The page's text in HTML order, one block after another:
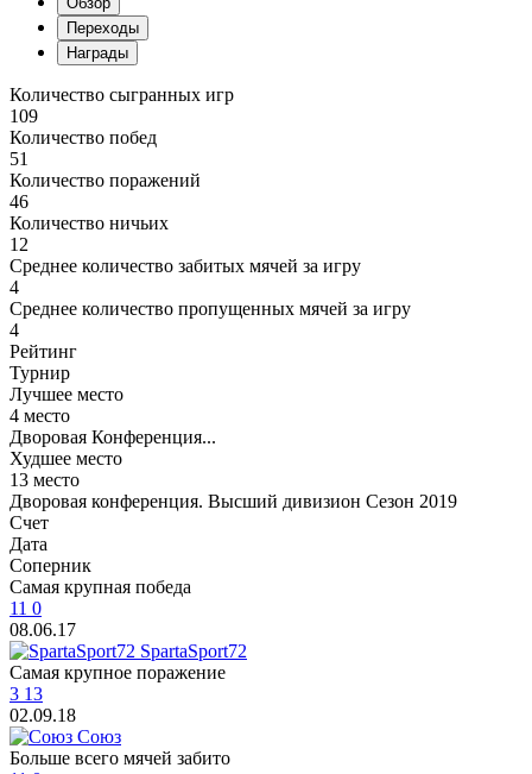
Переходы
Награды
Количество сыгранных игр
109
Количество побед
51
Количество поражений
46
Количество ничьих
12
Среднее количество забитых мячей за игру
4
Среднее количество пропущенных мячей за игру
4
Рейтинг
Турнир
Лучшее место
4 место
Дворовая Конференция...
Худшее место
13 место
Дворовая конференция. Высший дивизион Сезон 2019
Счет
Дата
Cоперник
Самая крупная победа
11 0
08.06.17
SpartaSport72
Самая крупное поражение
3 13
02.09.18
Союз
Больше всего мячей забито